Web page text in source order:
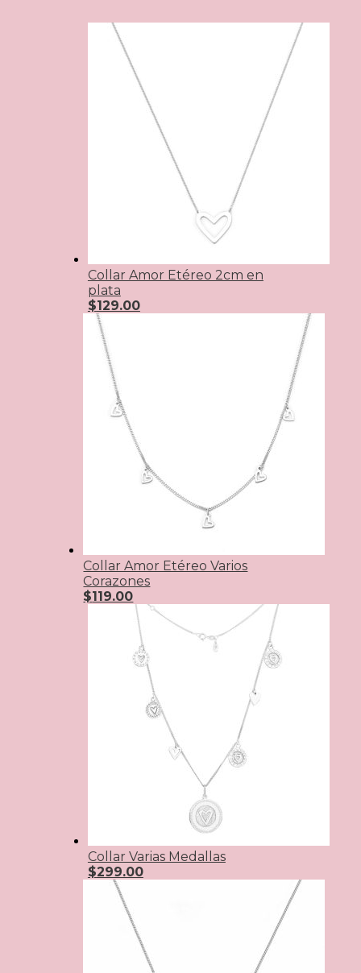
Collar Amor Etéreo 2cm en
plata
$129.00
Collar Amor Etéreo Varios
Corazones
$119.00
Collar Varias Medallas
$299.00